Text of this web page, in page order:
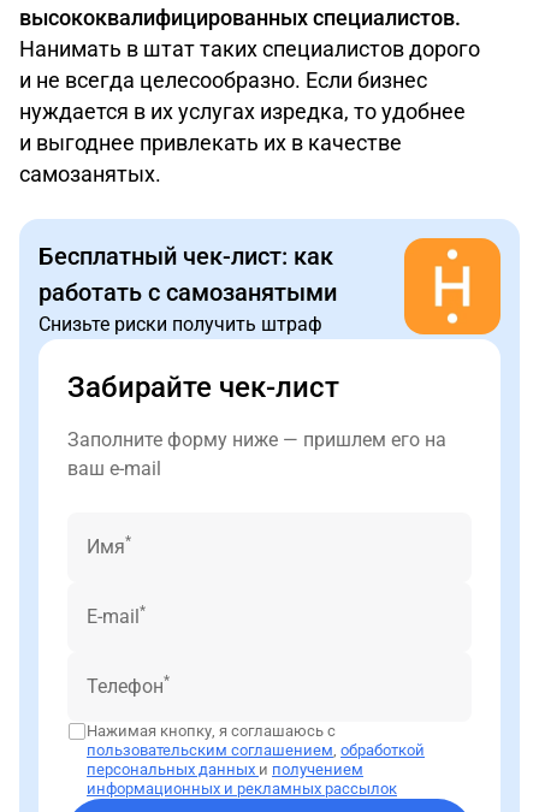
высококвалифицированных специалистов.
Нанимать в штат таких специалистов дорого
и не всегда целесообразно. Если бизнес
нуждается в их услугах изредка, то удобнее
и выгоднее привлекать их в качестве
самозанятых.
Бесплатный чек-лист: как
работать с самозанятыми
Снизьте риски получить штраф
Забирайте чек-лист
Заполните форму ниже — пришлем его на
ваш e-mail
Имя*
E-mail*
Телефон*
Нажимая кнопку, я соглашаюсь с
пользовательским соглашением, обработкой
персональных данных и получением
информационных и рекламных рассылок